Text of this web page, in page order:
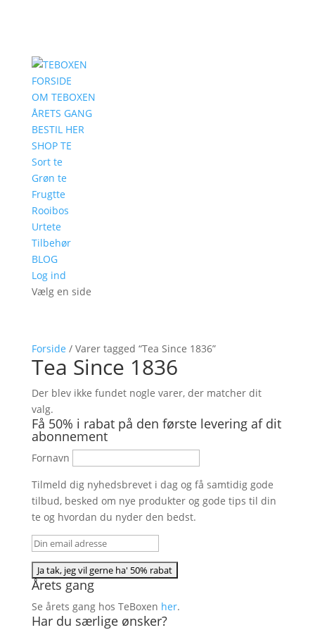
FORSIDE
OM TEBOXEN
ÅRETS GANG
BESTIL HER
SHOP TE
Sort te
Grøn te
Frugtte
Rooibos
Urtete
Tilbehør
BLOG
Log ind
Vælg en side
Forside / Varer tagged “Tea Since 1836”
Tea Since 1836
Der blev ikke fundet nogle varer, der matcher dit
valg.
Få 50% i rabat på den første levering af dit
abonnement
Fornavn
Tilmeld dig nyhedsbrevet i dag og få samtidig gode
tilbud, besked om nye produkter og gode tips til din
te og hvordan du nyder den bedst.
Årets gang
Se årets gang hos TeBoxen her.
Har du særlige ønsker?